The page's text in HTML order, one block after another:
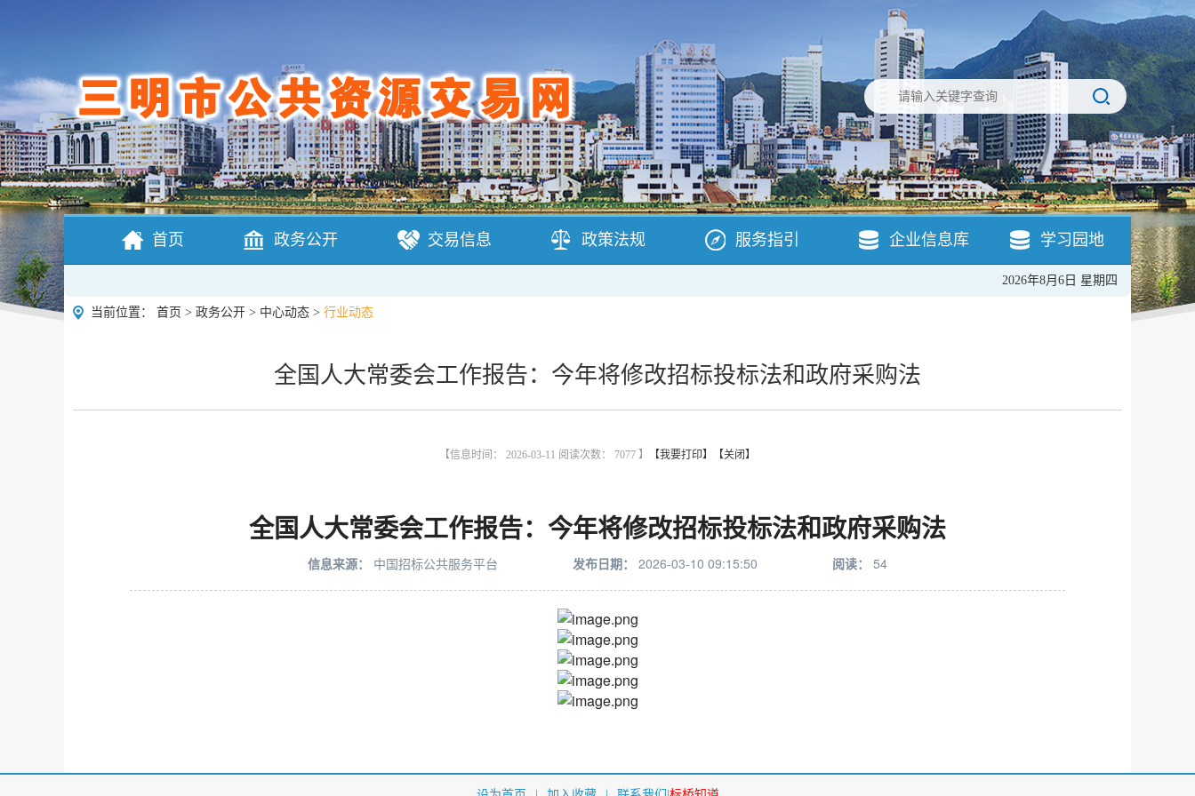
首页 政务公开 交易信息 政策法规 服务指引 企业信息库 学习园地
2026年8月6日 星期四
当前位置： 首页 > 政务公开 > 中心动态 > 行业动态
全国人大常委会工作报告：今年将修改招标投标法和政府采购法
【信息时间： 2026-03-11 阅读次数： 7077 】 【我要打印】 【关闭】
全国人大常委会工作报告：今年将修改招标投标法和政府采购法
信息来源： 中国招标公共服务平台 发布日期： 2026-03-10 09:15:50 阅读： 54